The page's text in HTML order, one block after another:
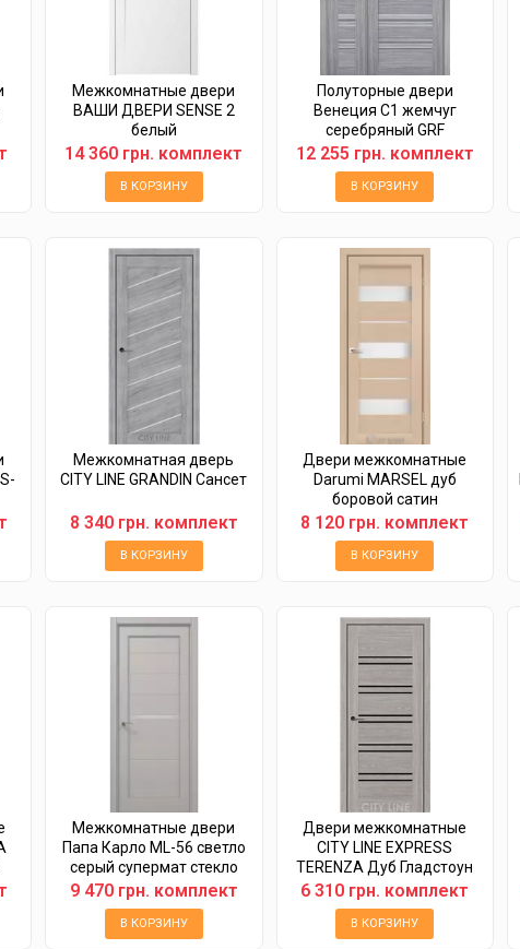
Межкомнатные двери
ВАШИ ДВЕРИ SENSE 2
белый
14 360 грн. комплект
В КОРЗИНУ
Полуторные двери
Венеция C1 жемчуг
серебряный GRF
12 255 грн. комплект
В КОРЗИНУ
Межкомнатная дверь
CITY LINE GRANDIN Сансет
8 340 грн. комплект
В КОРЗИНУ
Двери межкомнатные
Darumi MARSEL дуб
боровой сатин
8 120 грн. комплект
В КОРЗИНУ
Межкомнатные двери
Папа Карло ML-56 светло
серый супермат стекло
сатин 2х сторонний
9 470 грн. комплект
В КОРЗИНУ
Двери межкомнатные
CITY LINE EXPRESS
TERENZA Дуб Гладстоун
Грей Черное стекло
6 310 грн. комплект
В КОРЗИНУ